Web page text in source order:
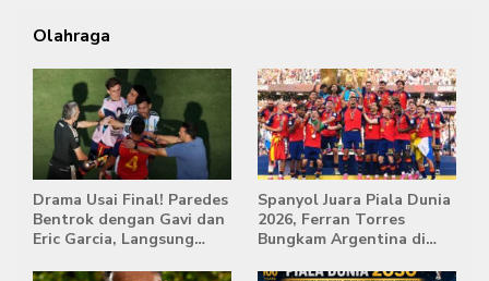
Olahraga
Drama Usai Final! Paredes
Bentrok dengan Gavi dan
Eric Garcia, Langsung
Spanyol Juara Piala Dunia
2026, Ferran Torres
Bungkam Argentina di